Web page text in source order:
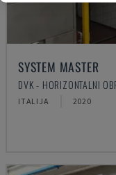
SYSTEM MASTER
DVK - HORIZONTALNI
ITALIJA 2020